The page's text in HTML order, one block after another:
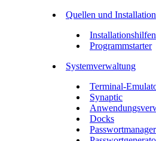
Quellen und Installation
Installationshilfen
Programmstarter
Systemverwaltung
Terminal-
Synaptic
Docks
Passwortmanager